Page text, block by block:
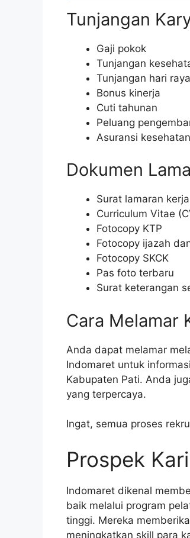
Tunjangan
Gaji pokok
Tunjangan
Tunjangan hari raya
Bonus kinerja
Cuti tahunan
Peluang
Asuransi
Dokumen
Surat lamaran kerja
Curriculum Vitae
Fotocopy KTP
Fotocopy ijazah
Fotocopy SKCK
Pas foto terbaru
Surat keterangan
Cara Melamar
Anda dapat melamar
Indomaret untuk
Kabupaten Pati. Anda
yang terpercaya.
Ingat, semua proses
Prospek
Indomaret dikenal
baik melalui program
tinggi. Mereka
meningkatkan skill para